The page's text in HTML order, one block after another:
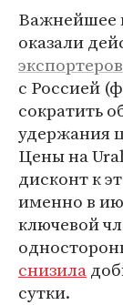
Важнейшее
оказали
с Россией
сократить
удержания
Цены на
дисконт к
именно в
ключевой
снизила
сутки.